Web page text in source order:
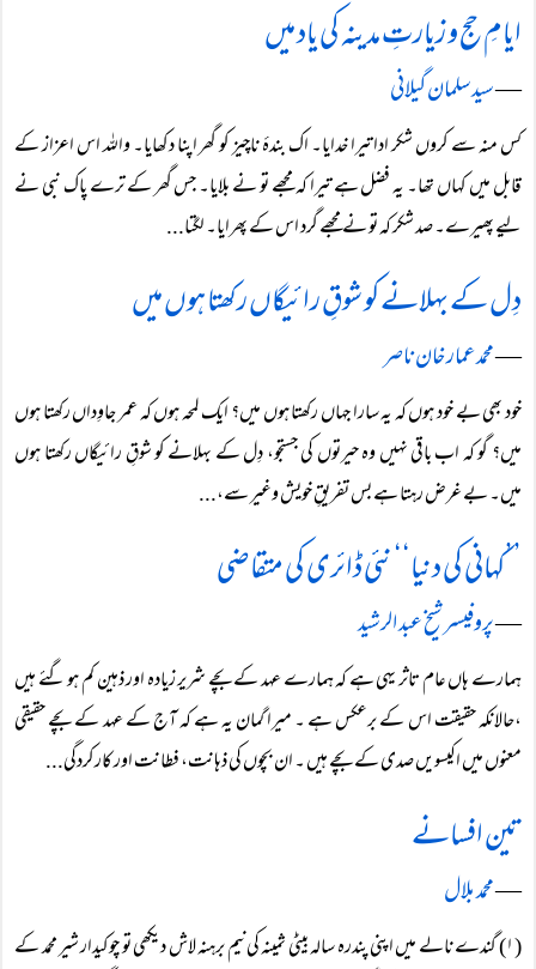
ایامِ حج و زیارتِ مدینہ کی یاد میں
―سید سلمان گیلانی
کس منہ سے کروں شکر ادا تیرا خدایا۔ اک بندۂ ناچیز کو گھر اپنا دکھایا۔ واللہ اس اعزاز کے
قابل میں کہاں تھا۔ یہ فضل ہے تیرا کہ مجھے تو نے بلایا۔ جس گھر کے ترے پاک نبی نے
لیے پھیرے۔ صد شکر کہ تو نے مجھے گرد اس کے پھرایا۔ لگتا...
دِل کے بہلانے کو شوقِ رائیگاں رکھتا ہوں میں
―محمد عمار خان ناصر
خود بھی بے خود ہوں کہ یہ سارا جہاں رکھتا ہوں میں؟ ایک لمحہ ہوں کہ عمر جاوِداں رکھتا ہوں
میں؟ گو کہ اب باقی نہیں وہ حیرتوں کی جستجو، دِل کے بہلانے کو شوقِ رائیگاں رکھتا ہوں
میں۔ بے غرض رہتا ہے بس تفریقِ خویش وغیر سے،...
’’کہانی کی دنیا‘‘ نئی ڈائری کی متقاضی
―پروفیسر شیخ عبد الرشید
ہمارے ہاں عام تاثر یہی ہے کہ ہمارے عہد کے بچے شریر زیادہ اور ذہین کم ہو گئے ہیں
،حالانکہ حقیقت اس کے برعکس ہے ۔ میرا گمان یہ ہے کہ آج کے عہد کے بچے حقیقی
معنوں میں اکیسویں صدی کے بچے ہیں ۔ ان بچوں کی ذہانت، فطانت اور کارکردگی...
تین افسانے
―محمد بلال
(۱) گندے نالے میں اپنی پندرہ سالہ بیٹی ثمینہ کی نیم برہنہ لاش دیکھی تو چوکیدار شیر محمد کے